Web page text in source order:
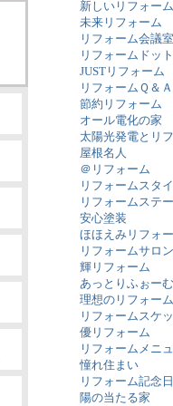
新しいリフォーム
未来リフォーム
リフォーム会議室
リフォームドッ
JUSTリフォーム
リフォームＱ＆Ａ
節約リフォーム
オール電化の家
太陽光発電とリ
屋根名人
＠リフォーム
リフォームスタ
リフォームステ
安心塗装
ほほえみリフォ
リフォームサロン
輝リフォーム
あっとりふぉーむ
理想のリフォーム
リフォームスケ
優リフォーム
リフォームメニ
憧れ住まい
リフォーム記念日
陽の当たる家